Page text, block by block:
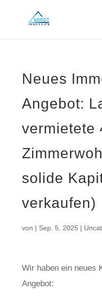
Neues
Angebot:
vermietete
solide
verkaufen)
von | Sep. 5, 2025 |
Wir haben ein neues
Angebot: